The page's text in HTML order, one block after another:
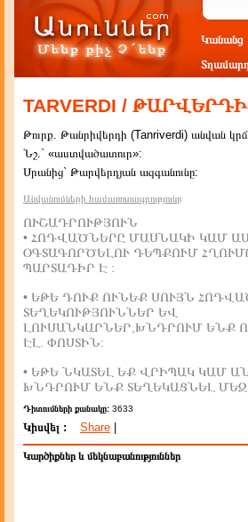
Կանանց
TARVERDI / ԹԱՐՎԵՐԴԻ
Թուրք. Թանրիվերդի (Tanriverdi) անվան
Նշ.` «աստվածատուր»:
Սրանից` Թարվերդյան ազգանունը:
Անվանումների համառոտագրությունը
ՈՒՇԱԴՐՈՒԹՅՈՒՆ
• ՀՈԴՎԱԾՆԵՐԸ ՄԱՍՆԱԿԻ ԿԱՄ
ՕԳՏԱԳՈՐԾԵԼՈՒ ԴԵՊՔՈՒՄ
ՊԱՐՏԱԴԻՐ Է :
• ԵԹԵ ԴՈՒՔ ՈՒՆԵՔ ՍՈՒՅՆ
ՏԵՂԵԿՈՒԹՅՈՒՆՆԵՐ ԵՎ
ԼՈՒՍԱՆԿԱՐՆԵՐ,ԽՆԴՐՈՒՄ ԵՆՔ
ԷԼ. ՓՈՍՏԻՆ:
• ԵԹԵ ՆԿԱՏԵԼ ԵՔ ՎՐԻՊԱԿ ԿԱՄ
ԽՆԴՐՈՒՄ ԵՆՔ ՏԵՂԵԿԱՑՆԵԼ
Դիտումների քանակը: 3633
Կիսվել : Share
Կարծիքներ և մեկնաբանություններ